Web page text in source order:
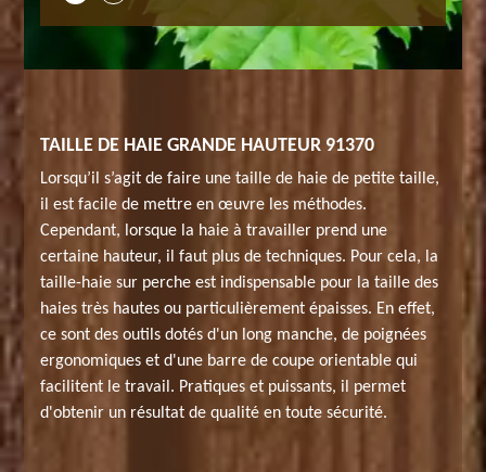
TAILLE DE HAIE GRANDE HAUTEUR 91370
Lorsqu’il s’agit de faire une taille de haie de petite taille,
il est facile de mettre en œuvre les méthodes.
Cependant, lorsque la haie à travailler prend une
certaine hauteur, il faut plus de techniques. Pour cela, la
taille-haie sur perche est indispensable pour la taille des
haies très hautes ou particulièrement épaisses. En effet,
ce sont des outils dotés d'un long manche, de poignées
ergonomiques et d'une barre de coupe orientable qui
facilitent le travail. Pratiques et puissants, il permet
d'obtenir un résultat de qualité en toute sécurité.